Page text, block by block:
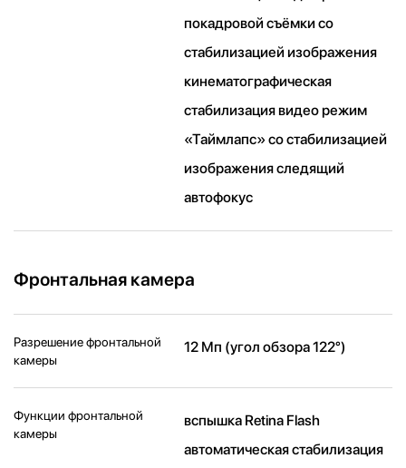
покадровой съёмки со
стабилизацией изображения
кинематографическая
стабилизация видео режим
«Таймлапс» со стабили­зацией
изображения следящий
автофокус
Фронтальная камера
Разрешение фронтальной
камеры
12 Мп (угол обзора 122°)
Функции фронтальной
камеры
вспышка Retina Flash
автоматическая стабилизация